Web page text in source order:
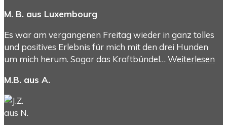
M. B. aus Luxembourg
Es war am vergangenen Freitag wieder in ganz tolles
und positives Erlebnis für mich mit den drei Hunden
um mich herum. Sogar das Kraftbündel… Weiterlesen
M.B. aus A.